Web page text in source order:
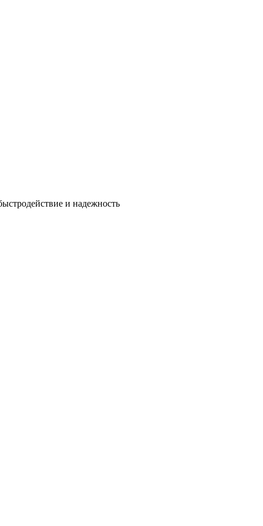
и надежность